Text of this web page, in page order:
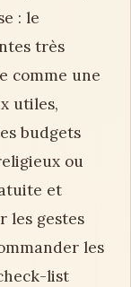
: le
très
comme une
utiles,
budgets
ou
et
les gestes
les
list